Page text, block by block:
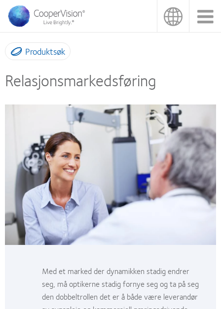
Hopp
hovedinnhold
Produktsøk
Relasjonsmarkedsføring
Med et marked der dynamikken stadig endrer
seg, må optikerne stadig fornye seg og ta på seg
den dobbeltrollen det er å både være leverandør